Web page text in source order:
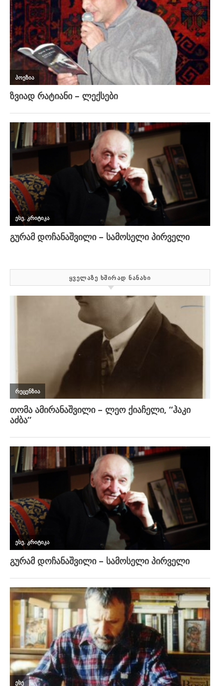
ᲧᲕᲔᲚᲐᲖᲔ ᲮᲨᲘᲠᲐᲓ ᲜᲐᲜᲐᲮᲘ